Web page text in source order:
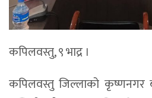
कपिलवस्तु, ९ भाद्र ।
कपिलवस्तु जिल्लाको